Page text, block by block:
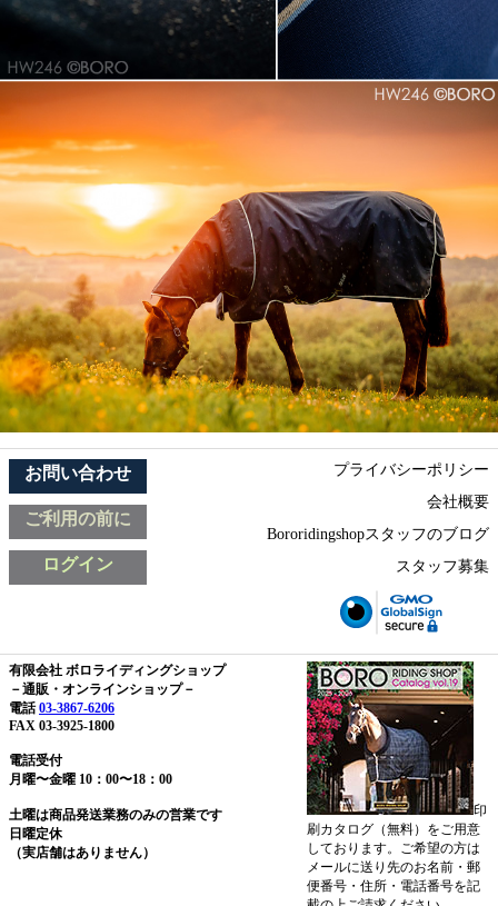
お問い合わせ
ご利用の前に
ログイン
プライバシーポリシー
会社概要
Bororidingshopスタッフのブログ
スタッフ募集
有限会社 ボロライディングショップ
－通販・オンラインショップ－
電話03-3867-6206
FAX 03-3925-1800
電話受付
月曜〜金曜 10：00〜18：00
土曜は商品発送業務のみの営業です
日曜定休
（実店舗はありません）
印
刷カタログ（無料）をご用意
しております。ご希望の方は
メールに送り先のお名前・郵
便番号・住所・電話番号を記